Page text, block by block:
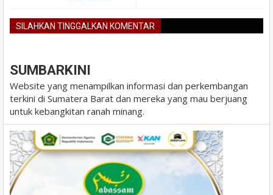
SILAHKAN TINGGALKAN KOMENTAR
SUMBARKINI
Website yang menampilkan informasi dan perkembangan
terkini di Sumatera Barat dan mereka yang mau berjuang
untuk kebangkitan ranah minang.